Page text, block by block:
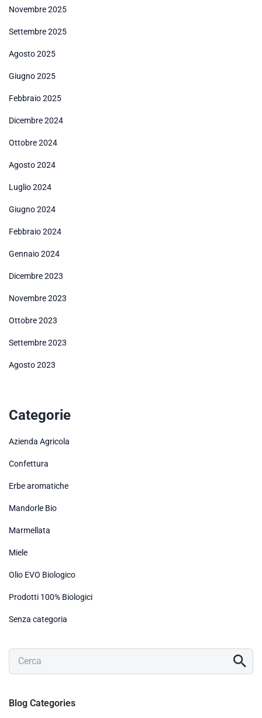
Novembre 2025
Settembre 2025
Agosto 2025
Giugno 2025
Febbraio 2025
Dicembre 2024
Ottobre 2024
Agosto 2024
Luglio 2024
Giugno 2024
Febbraio 2024
Gennaio 2024
Dicembre 2023
Novembre 2023
Ottobre 2023
Settembre 2023
Agosto 2023
Categorie
Azienda Agricola
Confettura
Erbe aromatiche
Mandorle Bio
Marmellata
Miele
Olio EVO Biologico
Prodotti 100% Biologici
Senza categoria
Blog Categories